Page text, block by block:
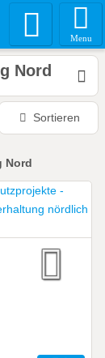
Menu
Nord
Sortieren
Nord